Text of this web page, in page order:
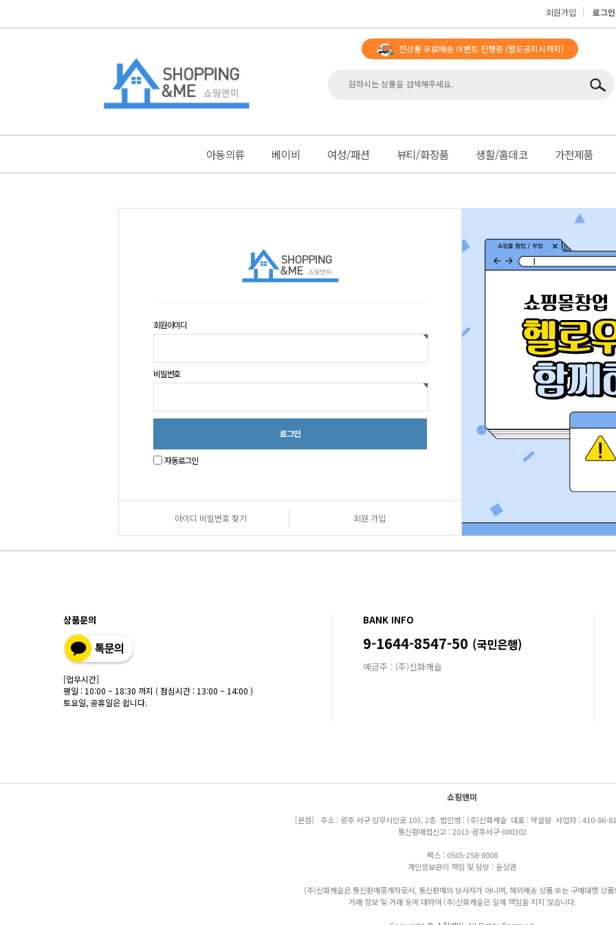
회원가입 로그인
전상품 무료배송 이벤트 진행중 (별도공지시까지)
아동의류 베이비 여성/패션 뷰티/화장품 생활/홈데코 가전제품
맨
회원아이디
비밀번호
자동로그인
로
그
아이디 비밀번호 찾기 회원 가입
상품문의
[업무시간]
평일 : 10:00 ~ 18:30 까지 ( 점심시간 : 13:00 ~ 14:00 )
토요일, 공휴일은 쉽니다.
BANK INFO
9-1644-8547-50 (국민은행)
예금주 : (주)신화캐슬
쇼핑앤미
[본점] 주소 : 광주 서구 상무시민로 103, 2층 법인명 : (주)신화캐슬 대표 : 박설원 사업자 : 410-86-
통신판매업신고 : 2013-광주서구-000302
팩스 : 0505-258-8008
개인정보관리 책임 및 담당 : 윤상권
(주)신화캐슬은 통신판매중개자로서, 통신판매의 당사자가 아니며, 해외배송 상품 또는 구매대행 상품
거래 정보 및 거래 등에 대하여 (주)신화캐슬은 일체 책임을 지지 않습니다.